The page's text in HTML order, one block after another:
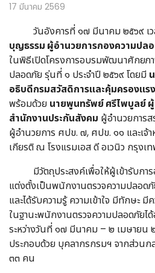
17 มีนาคม 2569
วันอังคารที่ ๑๗ มีนาคม ๒๕๖๙ เว
บุญธรรม ผู้อำนวยการกองความปล
ในพิธีเปิดโครงการอบรมพัฒนาศักยภ
ปลอดภัย รุ่นที่ ๑ ประจำปี ๒๕๖๙ โดยมี
อธิบดีกรมสวัสดิการและคุ้มครองแร
พร้อมด้วย นายพูนทรัพย์ ศรีไพบูลย์ ผู้
สำนักงานประกันสังคม ผู้อำนวยการ
ผู้อำนวยการ ศปข. ๗, ศปข. ๑๑ และเจ้
เกียรติ ณ โรงแรมเอส ดี อเวนิว กรุงเ
มีวัตถุประสงค์เพื่อให้ผู้เข้ารับกา
แต่งตั้งเป็นพนักงานตรวจความปลอด
และได้รับความรู้ ความเข้าใจ มีทักษะ
ในฐานะพนักงานตรวจความปลอดภัยไ
ระหว่างวันที่ ๑๗ มีนาคม – ๒ เมษายน
ประกอบด้วย บุคลากรกรมฯ จากส่วนก
๓๓ คน